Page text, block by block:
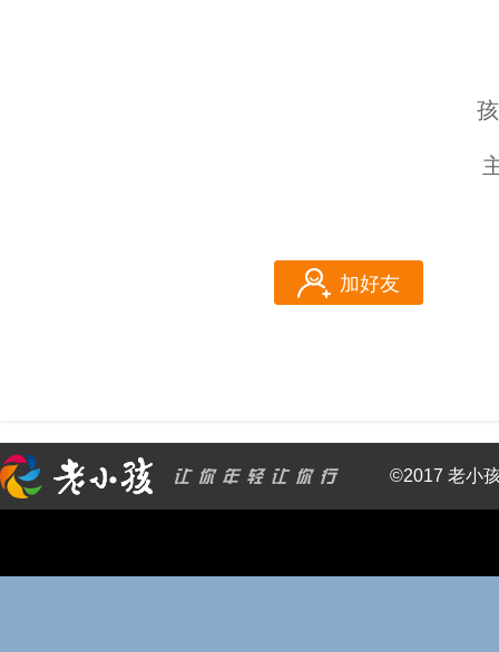
加好友
©2017 老小